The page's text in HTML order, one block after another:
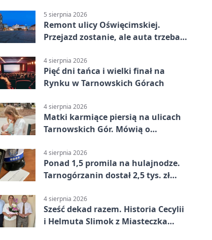
5 sierpnia 2026
Remont ulicy Oświęcimskiej.
Przejazd zostanie, ale auta trzeba
4 sierpnia 2026
Pięć dni tańca i wielki finał na
Rynku w Tarnowskich Górach
4 sierpnia 2026
Matki karmiące piersią na ulicach
Tarnowskich Gór. Mówią o
4 sierpnia 2026
Ponad 1,5 promila na hulajnodze.
Tarnogórzanin dostał 2,5 tys. zł
4 sierpnia 2026
Sześć dekad razem. Historia Cecylii
i Helmuta Slimok z Miasteczka